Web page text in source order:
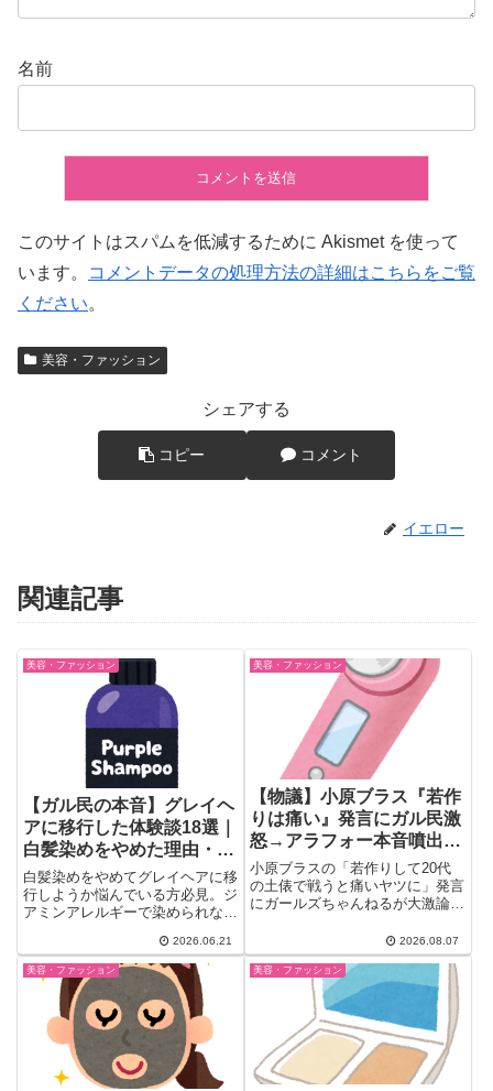
名前
このサイトはスパムを低減するために Akismet を使って
います。
コメントデータの処理方法の詳細はこちらをご覧
ください。
美容・ファッション
シェアする
コピー コメント
イエロー
関連記事
美容・ファッション
【ガル民の本音】グレイヘ
アに移行した体験談18選｜
白髪染めをやめた理由・移
行期の乗り越え方
白髪染めをやめてグレイヘアに移
行しようか悩んでいる方必見。ジ
アミンアレルギーで染められない
ン」問題の乗り越え方、移行完了
した40〜50代女性の本音まで、
ガル民のリアルな体験談18選を
まとめました。
2026.06.21
美容・ファッション
【物議】小原ブラス『若作
りは痛い』発言にガル民激
怒→アラフォー本音噴出ｗ
ｗｗ
小原ブラスの「若作りして20代
の土俵で戦うと痛いヤツに」発言
にガールズちゃんねるが大激論。
事」とアラフォー女子の本音が
続々噴出。義母の若作りエピソー
ドや93歳おばあちゃんの涙腺崩
壊エピソードまで、老いと美容を
めぐるガチ本音まとめ。
2026.08.07
美容・ファッション 美容・ファッション